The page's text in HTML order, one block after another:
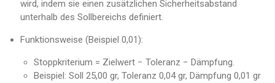
wird, indem sie einen zusätzlichen Sicherheitsabstand
unterhalb des Sollbereichs definiert.
Funktionsweise (Beispiel 0,01):
Stoppkriterium = Zielwert − Toleranz − Dämpfung.
Beispiel: Soll 25,00 gr, Toleranz 0,04 gr, Dämpfung 0,01 gr